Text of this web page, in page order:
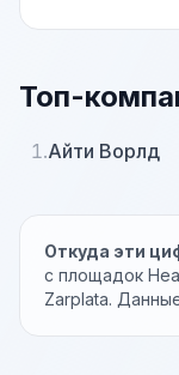
Топ-
1.Айти Ворлд
Откуда эти
с площадок
Zarplata.